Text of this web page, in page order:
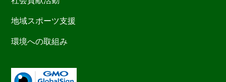
地域スポーツ支援
環境への取組み